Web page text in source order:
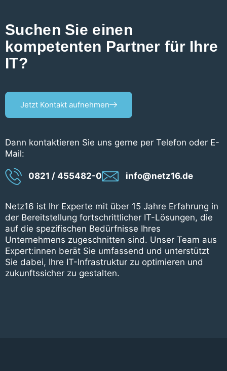
Suchen Sie einen
kompetenten Partner für Ihre
IT?
Jetzt Kontakt aufnehmen
Dann kontaktieren Sie uns gerne per Telefon oder E-
Mail:
0821 / 455482-0 info@netz16.de
Netz16 ist Ihr Experte mit über 15 Jahre Erfahrung in
der Bereitstellung fortschrittlicher IT-Lösungen, die
auf die spezifischen Bedürfnisse Ihres
Unternehmens zugeschnitten sind. Unser Team aus
Expert:innen berät Sie umfassend und unterstützt
Sie dabei, Ihre IT-Infrastruktur zu optimieren und
zukunftssicher zu gestalten.